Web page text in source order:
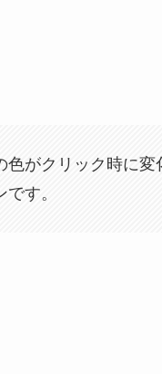
色がクリック時に変
す。